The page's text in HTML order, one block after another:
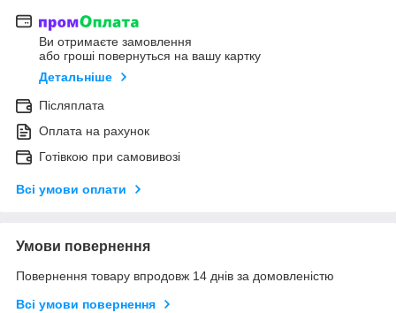
Ви отримаєте замовлення
або гроші повернуться на вашу картку
Детальніше
Післяплата
Оплата на рахунок
Готівкою при самовивозі
Всі умови оплати
Умови повернення
Повернення товару впродовж 14 днів за домовленістю
Всі умови повернення